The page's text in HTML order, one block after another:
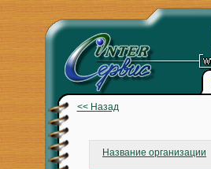
<< Назад
Название организации